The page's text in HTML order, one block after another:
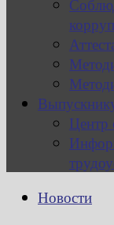
Центр
Новости